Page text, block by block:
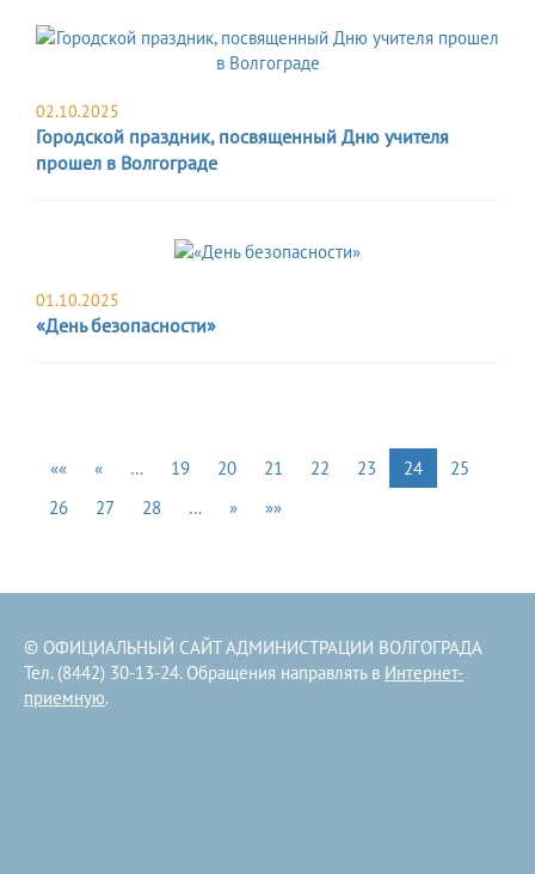
02.10.2025
Городской праздник, посвященный Дню учителя
прошел в Волгограде
01.10.2025
«День безопасности»
«« « … 19 20 21 22 23 24
25
26
27 28 … » »»
© ОФИЦИАЛЬНЫЙ САЙТ АДМИНИСТРАЦИИ ВОЛГОГРАДА
Тел. (8442) 30-13-24. Обращения направлять в Интернет-
приемную.